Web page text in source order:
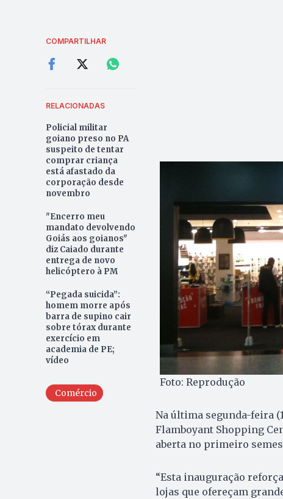
COMPARTILHAR
RELACIONADAS
Policial militar
goiano preso no PA
suspeito de tentar
comprar criança
está afastado da
corporação desde
novembro
"Encerro meu
mandato devolvendo
Goiás aos goianos"
diz Caiado durante
entrega de novo
helicóptero à PM
“Pegada suicida”:
homem morre após
barra de supino cair
sobre tórax durante
exercício em
academia de PE;
vídeo
Comércio
Foto: Reprodução
Na última segunda-feira
Flamboyant Shopping
aberta no primeiro
“Esta inauguração
lojas que ofereçam